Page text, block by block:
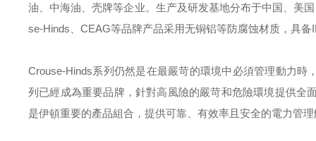
油、中海油、壳牌等企业。生产及研发基地分布于中国、美
se-Hinds
CEAG等品牌产品采用无铜铝等防腐蚀材质，具备
Crouse-Hinds系列仍然是在最嚴苛的環境中必須管理動力時
列已經成為重要品牌，針對高風險的嚴苛和危險環境提供全
是伊頓重要的產品組合，提供可靠、有效率且安全的電力管